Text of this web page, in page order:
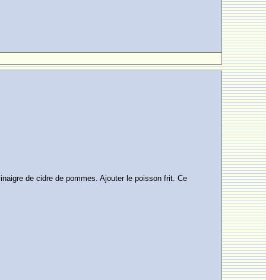
de cidre de pommes. Ajouter le poisson frit. Ce